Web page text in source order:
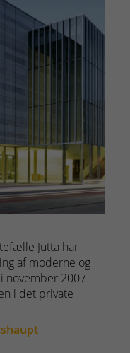
Jutta har
af moderne og
november 2007
i det private